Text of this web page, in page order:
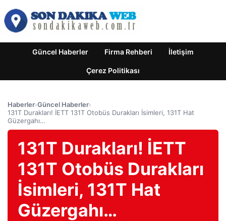
Güncel Haberler Firma Rehberi İletişim
Çerez Politikası
Haberler›Güncel Haberler›
131T Durakları! İETT 131T Otobüs Durakları İsimleri, 131T Hat
Güzergahı…
131T Durakları! İETT
131T Otobüs Durakları
İsimleri, 131T Hat
Güzergahı…